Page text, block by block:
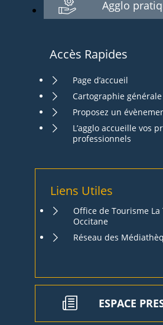
Agglo
Accès Rapides
Page d’accueil
Cartographie générale
Proposez un
L’agglo accueille vos
professionnels
Liens Utiles
Office de Tourisme La
Occitane
Réseau des
ESPACE